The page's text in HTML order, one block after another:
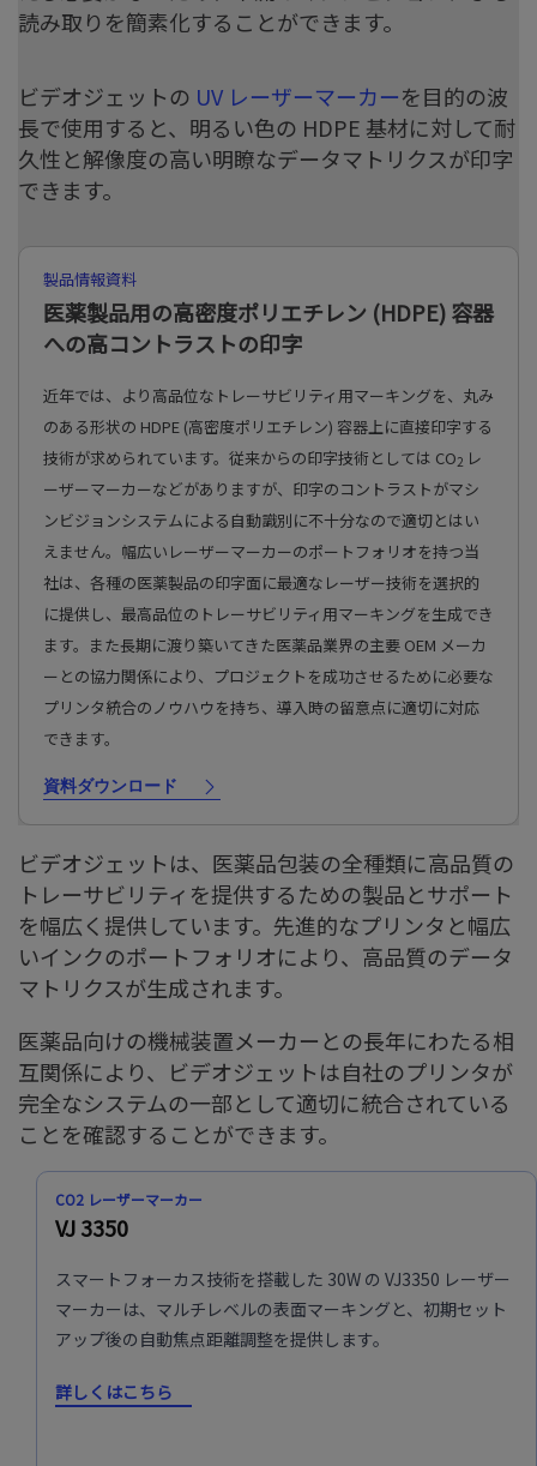
読み取りを簡素化することができます。
ビデオジェットの UV レーザーマーカーを目的の波
長で使用すると、明るい色の HDPE 基材に対して耐
久性と解像度の高い明瞭なデータマトリクスが印字
できます。
製品情報資料
医薬製品用の高密度ポリエチレン (HDPE) 容器
への高コントラストの印字
近年では、より高品位なトレーサビリティ用マーキングを、丸み
のある形状の HDPE (高密度ポリエチレン) 容器上に直接印字する
技術が求められています。従来からの印字技術としては CO2 レ
ーザーマーカーなどがありますが、印字のコントラストがマシ
ンビジョンシステムによる自動識別に不十分なので適切とはい
えません。幅広いレーザーマーカーのポートフォリオを持つ当
社は、各種の医薬製品の印字面に最適なレーザー技術を選択的
に提供し、最高品位のトレーサビリティ用マーキングを生成でき
ます。また長期に渡り築いてきた医薬品業界の主要 OEM メーカ
ーとの協力関係により、プロジェクトを成功させるために必要な
プリンタ統合のノウハウを持ち、導入時の留意点に適切に対応
できます。
資料ダウンロード
ビデオジェットは、医薬品包装の全種類に高品質の
トレーサビリティを提供するための製品とサポート
を幅広く提供しています。先進的なプリンタと幅広
いインクのポートフォリオにより、高品質のデータ
マトリクスが生成されます。
医薬品向けの機械装置メーカーとの長年にわたる相
互関係により、ビデオジェットは自社のプリンタが
完全なシステムの一部として適切に統合されている
ことを確認することができます。
CO2 レーザーマーカー
VJ 3350
スマートフォーカス技術を搭載した 30W の VJ3350 レーザー
マーカーは、マルチレベルの表面マーキングと、初期セット
アップ後の自動焦点距離調整を提供します。
詳しくはこちら